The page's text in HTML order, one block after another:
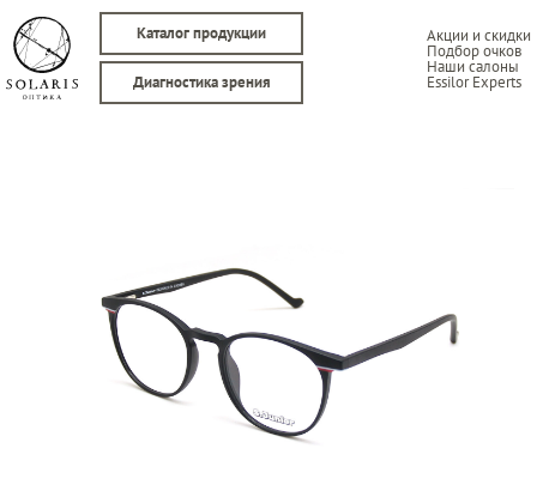
Каталог продукции Акции и скидки
Подбор очков
Наши салоны
Essilor Experts
Диагностика зрения